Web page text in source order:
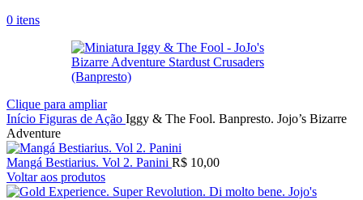
0 itens
Clique para ampliar
Início Figuras de Ação Iggy & The Fool. Banpresto. Jojo’s Bizarre
Adventure
Mangá Bestiarius. Vol 2. Panini R$ 10,00
Voltar aos produtos